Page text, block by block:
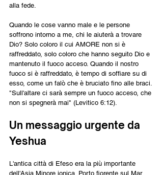
alla fede.
Quando le cose vanno male e le persone
soffrono intorno a me, chi le aiuterà a trovare
Dio? Solo coloro il cui AMORE non si è
raffreddato, solo coloro che hanno seguito Dio e
mantenuto il fuoco acceso. Quando il nostro
fuoco si è raffreddato, è tempo di soffiare su di
esso, come un falò che è bruciato fino alle braci.
"Sull'altare ci sarà sempre un fuoco acceso, che
non si spegnerà mai" (Levitico 6:12).
Un messaggio urgente da
Yeshua
L'antica città di Efeso era la più importante
dell'Asia Minore ionica. Porto fiorente sul Mar